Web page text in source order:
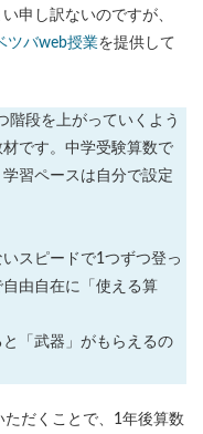
申し訳ないのですが、
ツバweb授業を提供して
階段を上がっていくよう
です。中学受験算数で
習ペースは自分で設定
スピードで1つずつ登っ
由自在に「使える算
「武器」がもらえるの
だくことで、1年後算数